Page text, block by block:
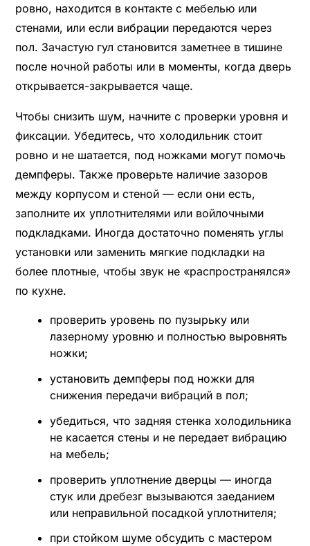
ровно, находится в контакте с мебелью или
стенами, или если вибрации передаются через
пол. Зачастую гул становится заметнее в тишине
после ночной работы или в моменты, когда дверь
открывается-закрывается чаще.
Чтобы снизить шум, начните с проверки уровня и
фиксации. Убедитесь, что холодильник стоит
ровно и не шатается, под ножками могут помочь
демпферы. Также проверьте наличие зазоров
между корпусом и стеной — если они есть,
заполните их уплотнителями или войлочными
подкладками. Иногда достаточно поменять углы
установки или заменить мягкие подкладки на
более плотные, чтобы звук не «распространялся»
по кухне.
проверить уровень по пузырьку или
лазерному уровню и полностью выровнять
ножки;
установить демпферы под ножки для
снижения передачи вибраций в пол;
убедиться, что задняя стенка холодильника
не касается стены и не передает вибрацию
на мебель;
проверить уплотнение дверцы — иногда
стук или дребезг вызываются заеданием
или неправильной посадкой уплотнителя;
при стойком шуме обсудить с мастером